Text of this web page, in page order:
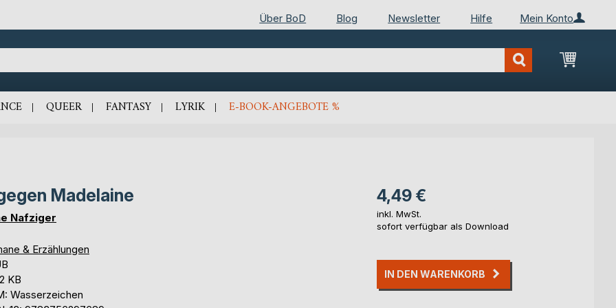
Mein Konto
Über BoD Blog Newsletter Hilfe
Mein
QUEER FANTASY LYRIK E-BOOK-ANGEBOTE %
Madelaine
Nafziger
& Erzählungen
KB
Wasserzeichen
4,49 €
inkl. MwSt.
sofort verfügbar als Download
IN DEN WARENKORB